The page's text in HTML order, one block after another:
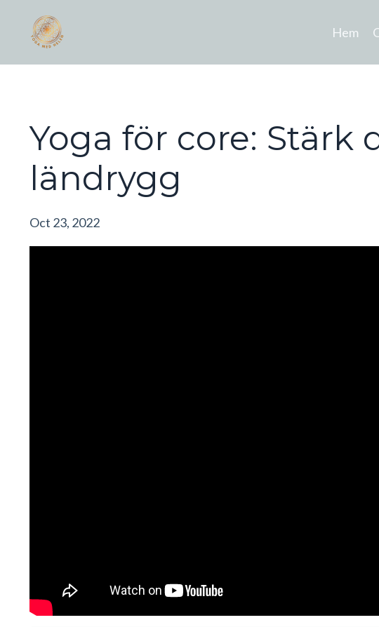
Hem
Yoga för core: Stärk
ländrygg
Oct 23, 2022